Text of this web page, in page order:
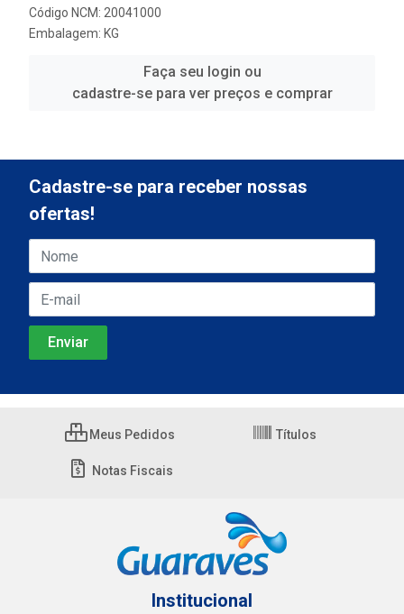
Código NCM: 20041000
Embalagem: KG
Faça seu login ou
cadastre-se para ver preços e comprar
Cadastre-se para receber nossas
ofertas!
Meus Pedidos Títulos
Notas Fiscais
Institucional